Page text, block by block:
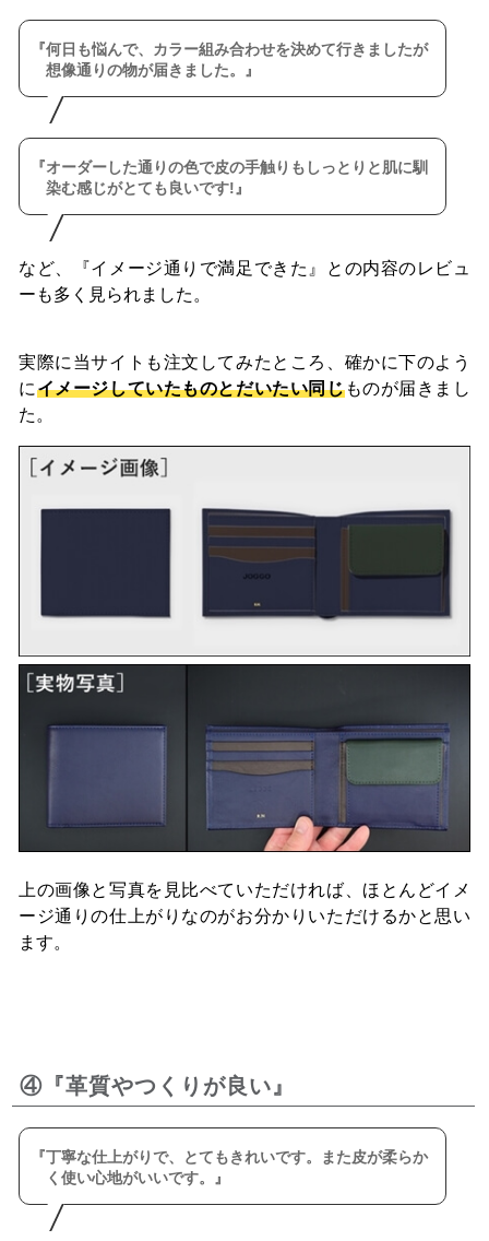
何日も悩んで、カラー組み合わせを決めて行きましたが
想像通りの物が届きました。
オーダーした通りの色で皮の手触りもしっとりと肌に馴
染む感じがとても良いです!
など、『イメージ通りで満足できた』との内容のレビュ
ーも多く見られました。
実際に当サイトも注文してみたところ、確かに下のよう
にイメージしていたものとだいたい同じものが届きまし
た。
上の画像と写真を見比べていただければ、ほとんどイメ
ージ通りの仕上がりなのがお分かりいただけるかと思い
ます。
④『革質やつくりが良い』
丁寧な仕上がりで、とてもきれいです。また皮が柔らか
く使い心地がいいです。